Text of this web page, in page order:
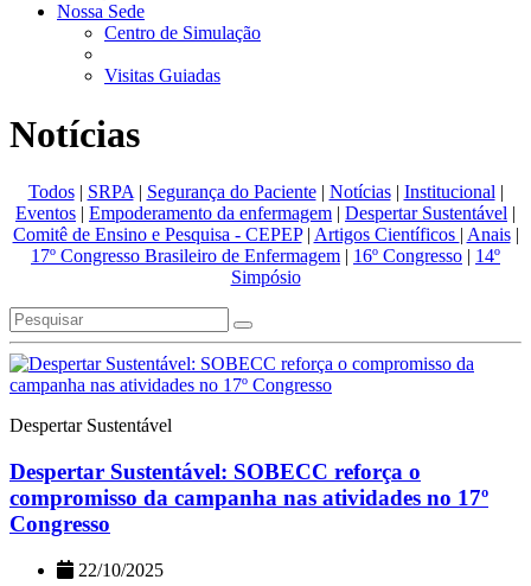
Nossa Sede
Centro de Simulação
Visitas Guiadas
Notícias
Todos| SRPA | Segurança do Paciente| Notícias| Institucional |
Eventos | Empoderamento da enfermagem | Despertar Sustentável |
Comitê de Ensino e Pesquisa - CEPEP| Artigos Científicos | Anais|
17º Congresso Brasileiro de Enfermagem | 16º Congresso | 14º
Simpósio
Despertar Sustentável
Despertar Sustentável: SOBECC reforça o
compromisso da campanha nas atividades no 17º
Congresso
22/10/2025